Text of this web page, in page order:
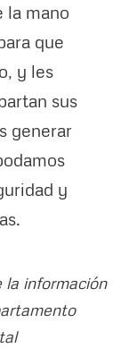
la mano
que
y les
sus
generar
y
la información